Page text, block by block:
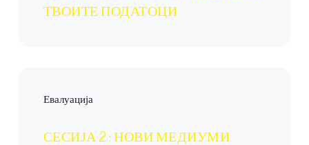
ТВОИТЕ ПОДАТОЦИ
Евалуација
СЕСИЈА 2 : НОВИ МЕДИУМИ